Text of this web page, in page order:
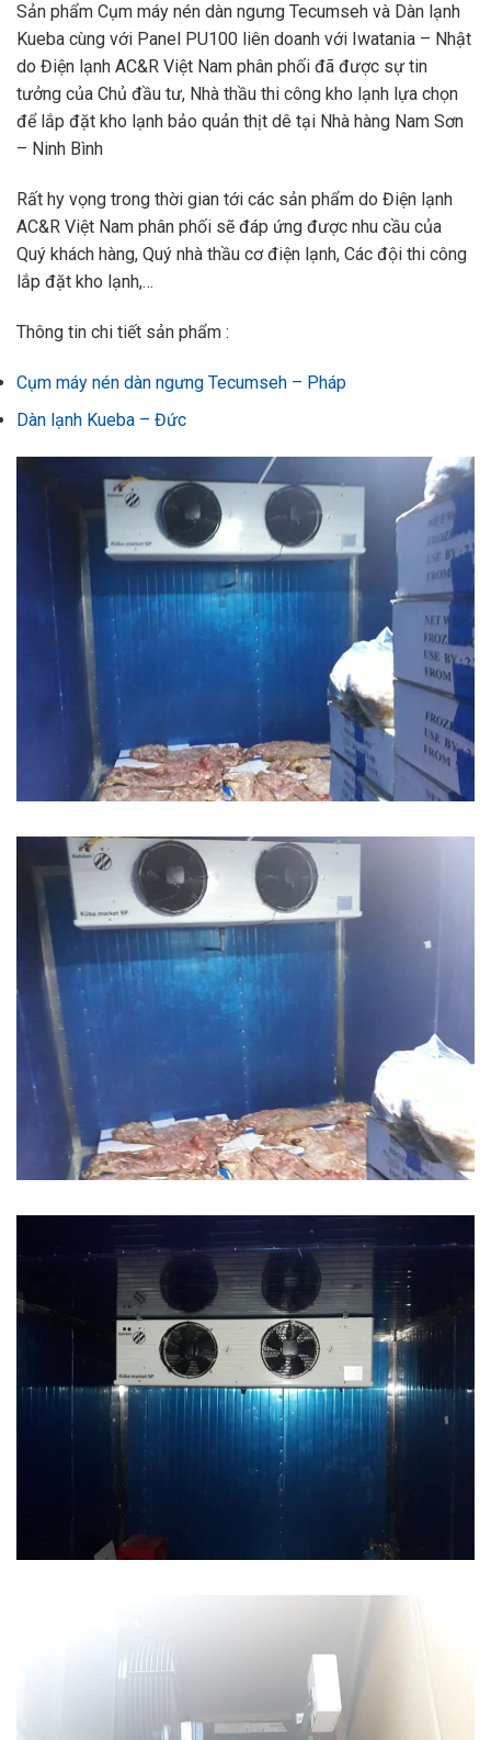
Sản phẩm Cụm máy nén dàn ngưng Tecumseh và Dàn lạnh
Kueba cùng với Panel PU100 liên doanh với Iwatania – Nhật
do Điện lạnh AC&R Việt Nam phân phối đã được sự tin
tưởng của Chủ đầu tư, Nhà thầu thi công kho lạnh lựa chọn
để lắp đặt kho lạnh bảo quản thịt dê tại Nhà hàng Nam Sơn
– Ninh Bình
Rất hy vọng trong thời gian tới các sản phẩm do Điện lạnh
AC&R Việt Nam phân phối sẽ đáp ứng được nhu cầu của
Quý khách hàng, Quý nhà thầu cơ điện lạnh, Các đội thi công
lắp đặt kho lạnh,…
Thông tin chi tiết sản phẩm :
Cụm máy nén dàn ngưng Tecumseh – Pháp
Dàn lạnh Kueba – Đức